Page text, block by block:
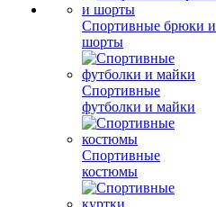
Спортивные брюки и
шорты
Спортивные
футболки и майки
Спортивные
костюмы